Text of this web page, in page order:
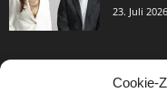
Cookie-
23. Juli 2026